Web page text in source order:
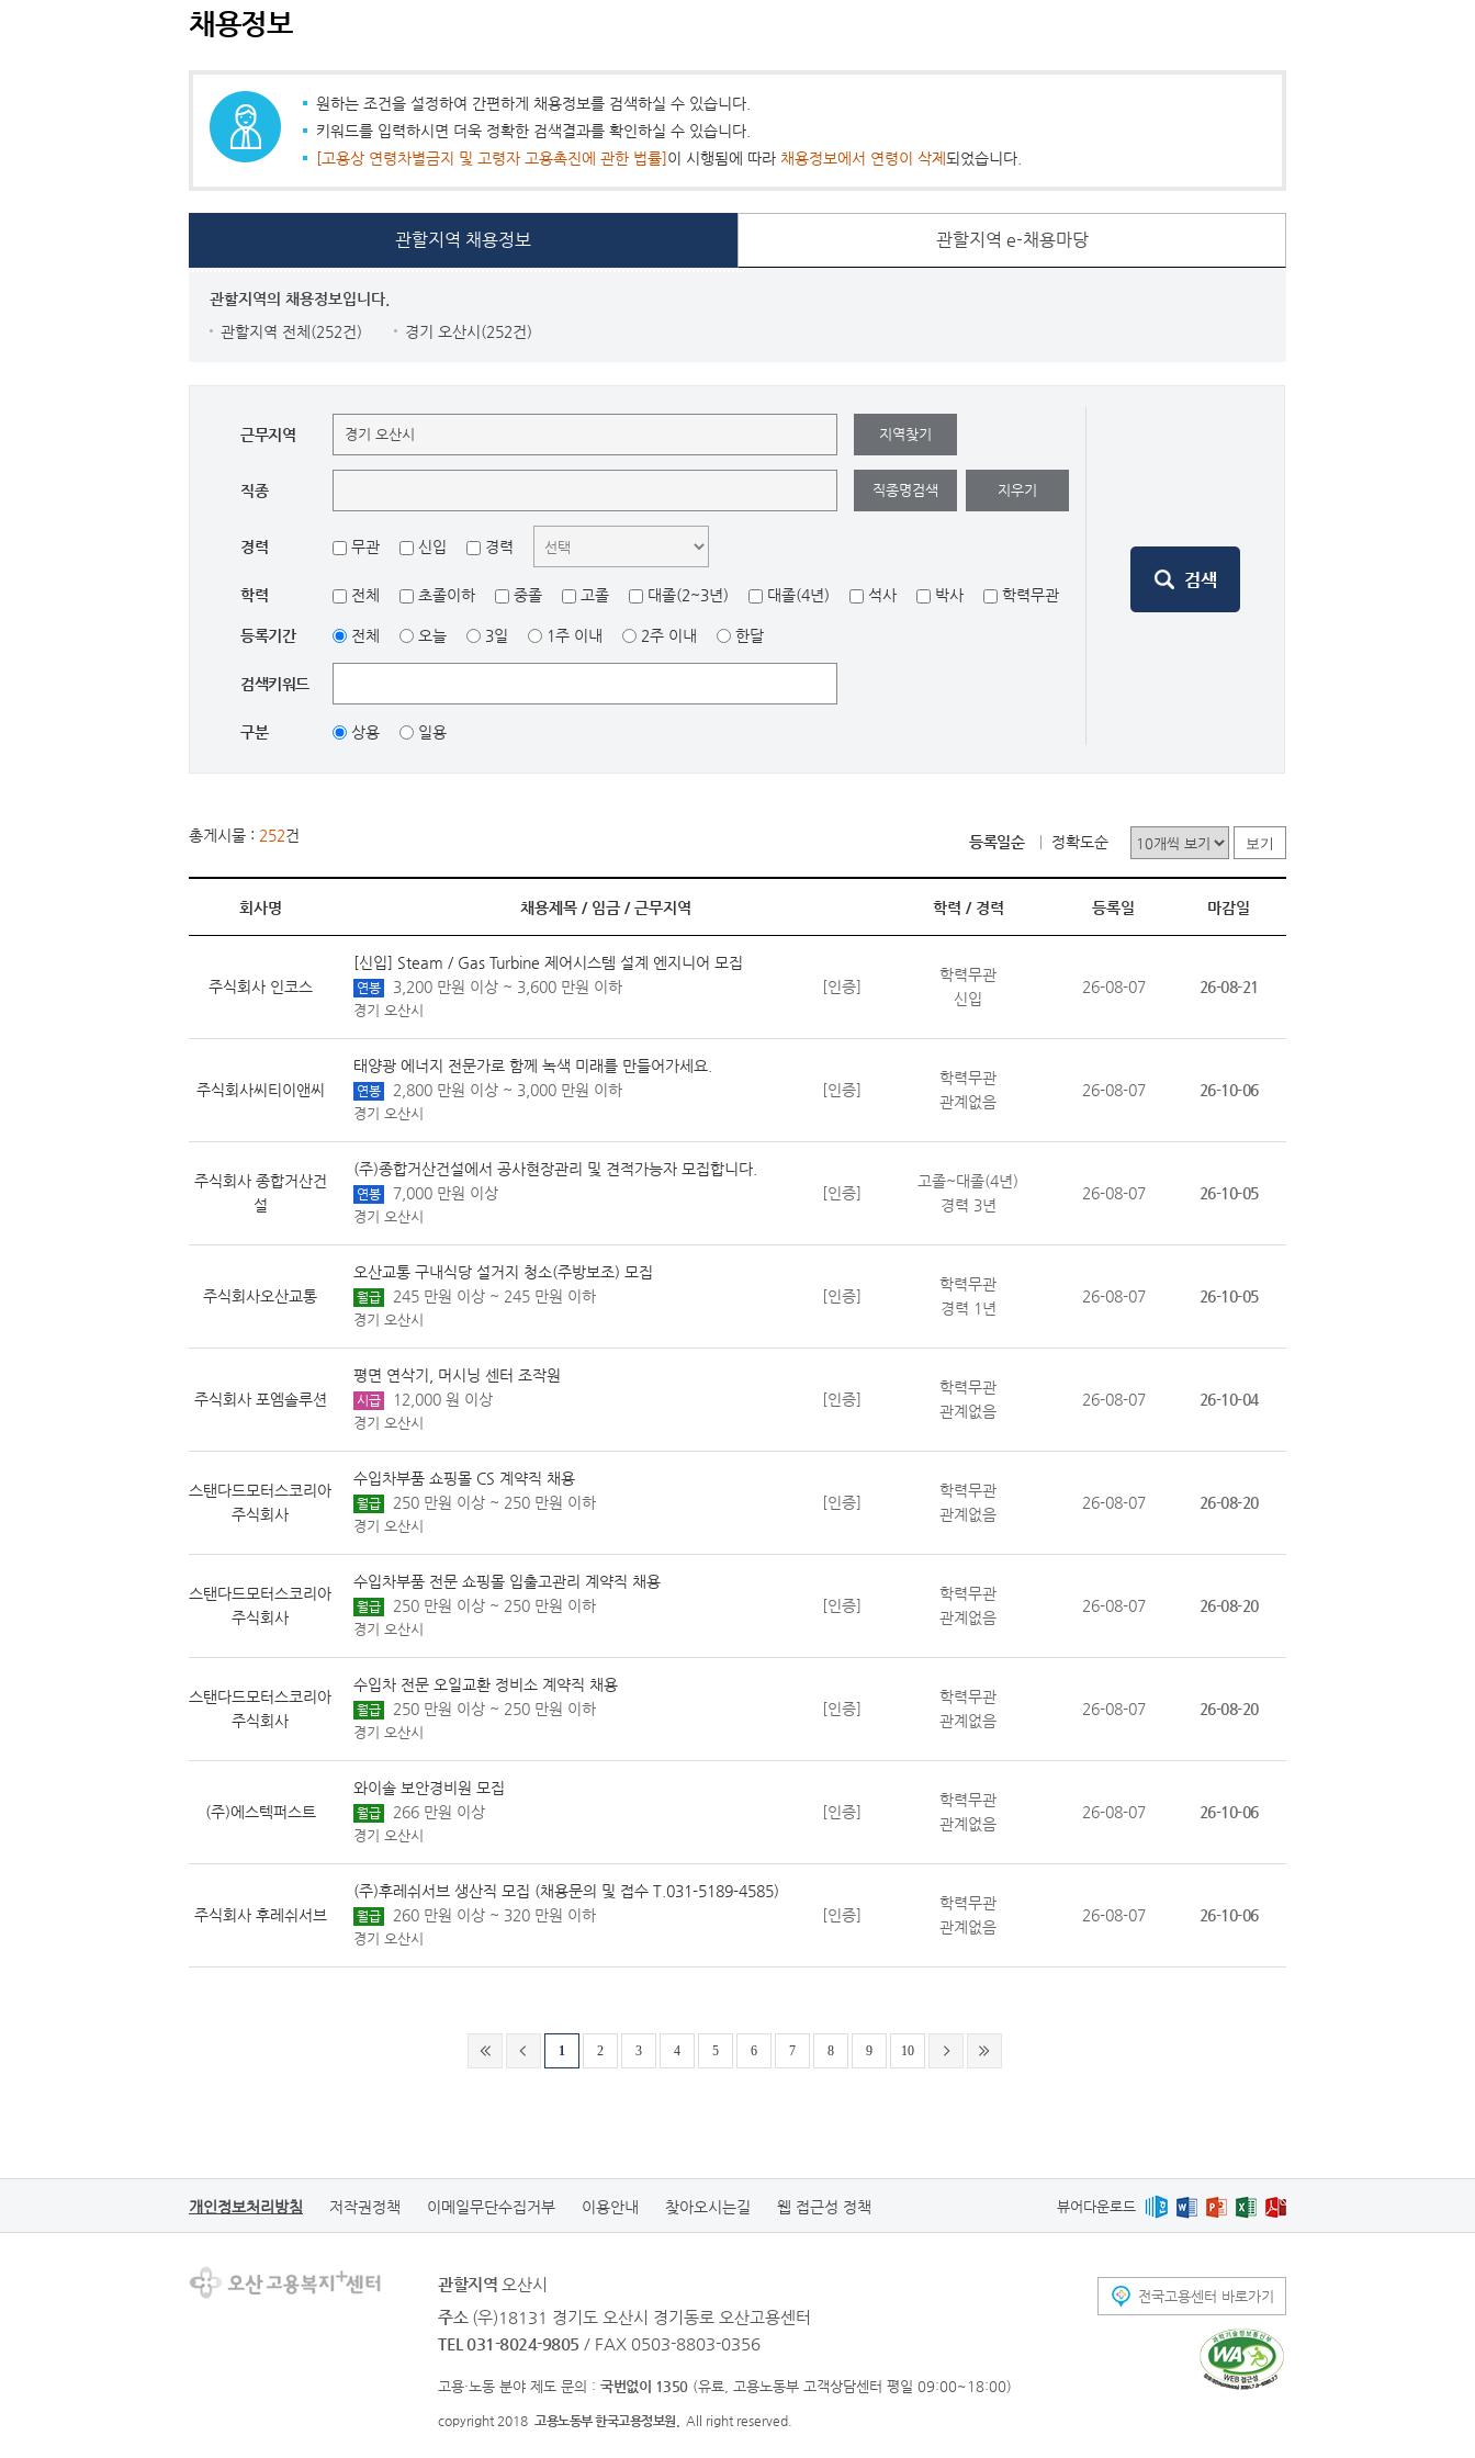
채용정보
원하는 조건을 설정하여 간편하게 채용정보를 검색하실 수 있습니다.
키워드를 입력하시면 더욱 정확한 검색결과를 확인하실 수 있습니다.
[고용상 연령차별금지 및 고령자 고용촉진에 관한 법률]이 시행됨에 따라 채용정보에서 연령이 삭제 되었습니다.
관할지역 채용정보
관할지역의 채용정보입니다.
관할지역 전체(252건)
경기 오산시(252건)
관할지역 e-채용마당
근무지역 지역찾기
직종 직종명검색 지우기
경력 무관 신입 경력
학력 전체 초졸이하 중졸 고졸 대졸(2~3년) 대졸(4년) 석사 박사 학력무관
등록기간 전체 오늘 3일 1주 이내 2주 이내 한달
검색키워드
구분 상용 일용
총게시물 : 252건 등록일순 정확도순 보기
회사명 채용제목 / 임금 /근무지역 학력 / 경력 등록일 마감일
주식회사 인코스
[신입] Steam / Gas Turbine 제어시스템 설계 엔지니어 모집
연봉 3,200 만원 이상 ~ 3,600 만원 이하
경기 오산시
[인증]
학력무관
신입
26-08-07 26-08-21
주식회사씨티이앤씨
태양광 에너지 전문가로 함께 녹색 미래를 만들어가세요.
연봉 2,800 만원 이상 ~ 3,000 만원 이하
경기 오산시
[인증]
학력무관
관계없음
26-08-07 26-10-06
주식회사 종합거산건
설
(주)종합거산건설에서 공사현장관리 및 견적가능자 모집합니다.
연봉 7,000 만원 이상
경기 오산시
[인증]
고졸~대졸(4년)
경력 3년
26-08-07 26-10-05
주식회사오산교통
오산교통 구내식당 설거지 청소(주방보조) 모집
월급 245 만원 이상 ~ 245 만원 이하
경기 오산시
[인증]
학력무관
경력 1년
26-08-07 26-10-05
주식회사 포엠솔루션
평면 연삭기, 머시닝 센터 조작원
시급 12,000 원 이상
경기 오산시
[인증]
학력무관
관계없음
26-08-07 26-10-04
스탠다드모터스코리아
주식회사
수입차부품 쇼핑몰 CS 계약직 채용
월급 250 만원 이상 ~ 250 만원 이하
경기 오산시
[인증]
학력무관
관계없음
26-08-07 26-08-20
스탠다드모터스코리아
주식회사
수입차부품 전문 쇼핑몰 입출고관리 계약직 채용
월급 250 만원 이상 ~ 250 만원 이하
경기 오산시
[인증]
학력무관
관계없음
26-08-07 26-08-20
스탠다드모터스코리아
주식회사
수입차 전문 오일교환 정비소 계약직 채용
월급 250 만원 이상 ~ 250 만원 이하
경기 오산시
[인증]
학력무관
관계없음
26-08-07 26-08-20
(주)에스텍퍼스트
와이솔 보안경비원 모집
월급 266 만원 이상
경기 오산시
[인증]
학력무관
관계없음
26-08-07 26-10-06
주식회사 후레쉬서브
(주)후레쉬서브 생산직 모집 (채용문의 및 접수 T.031-5189-4585)
월급 260 만원 이상 ~ 320 만원 이하
경기 오산시
[인증]
학력무관
관계없음
26-08-07 26-10-06
1 2 3 4 5 6 7 8 9 10
개인정보처리방침 저작권정책 이메일무단수집거부 이용안내 찾아오시는길 웹 접근성 정책 뷰어다운로드
관할지역 오산시
주소 (우)18131 경기도 오산시 경기동로 오산고용센터
TEL 031-8024-9805 / FAX 0503-8803-0356
고용·노동 분야 제도 문의 : 국번없이 1350(유료, 고용노동부 고객상담센터 평일 09:00~18:00)
copyright 2018 고용노동부 한국고용정보원. All right reserved.
전국고용센터 바로가기